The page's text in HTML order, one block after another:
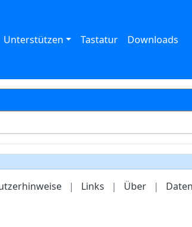
Unterstützen Tastatur Downloads
| Links | Über |